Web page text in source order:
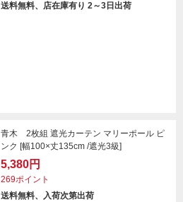
送料無料、店在庫有り 2～3日出荷
青木 2枚組 遮光カーテン マリーポール ピ
ンク [幅100×丈135cm /遮光3級]
5,380円
269ポイント
送料無料、入荷次第出荷